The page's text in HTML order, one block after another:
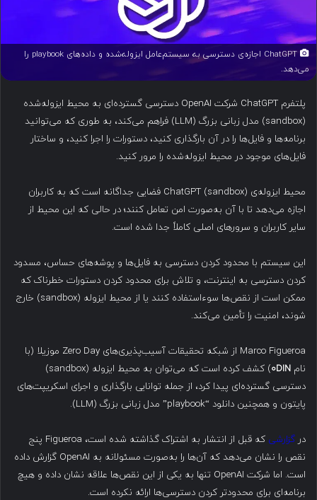
ChatGPT اجازه‌ی دسترسی به سیستم‌عامل ایزوله‌شده و داده‌های playbook را
می‌دهد.
پلتفرم ChatGPT شرکت OpenAI دسترسی گسترده‌ای به محیط ایزوله‌شده
(sandbox) مدل زبانی بزرگ (LLM) فراهم می‌کند، به طوری که می‌توانید
برنامه‌ها و فایل‌ها را در آن بارگذاری کنید، دستورات را اجرا کنید، و ساختار
فایل‌های موجود در محیط ایزوله‌شده را مرور کنید.
محیط ایزوله‌ی ChatGPT (sandbox) فضایی جداگانه است که به کاربران
اجازه می‌دهد تا با آن به‌صورت امن تعامل کنند؛ در حالی که این محیط از
سایر کاربران و سرورهای اصلی کاملاً جدا شده است.
این سیستم با محدود کردن دسترسی به فایل‌ها و پوشه‌های حساس، مسدود
کردن دسترسی به اینترنت، و تلاش برای محدود کردن دستورات خطرناک که
ممکن است از نقص‌ها سوءاستفاده کنند یا از محیط ایزوله (sandbox) خارج
شوند، امنیت را تأمین می‌کند.
Marco Figueroa از شبکه تحقیقات آسیب‌پذیری‌های Zero Day موزیلا (با
نام ۰DIN
) کشف کرده است که می‌توان به محیط ایزوله (sandbox)
دسترسی گسترده‌ای پیدا کرد، از جمله توانایی بارگذاری و اجرای اسکریپت‌های
پایتون و همچنین دانلود “playbook” مدل زبانی بزرگ (LLM).
در گزارشی
که قبل از انتشار به اشتراک گذاشته شده است، Figueroa پنج
نقص را نشان می‌دهد که آن‌ها را به‌صورت مسئولانه به OpenAI گزارش داده
است. اما شرکت OpenAI تنها به یکی از این نقص‌ها علاقه نشان داده و هیچ
برنامه‌ای برای محدودتر کردن دسترسی‌ها ارائه نکرده است.